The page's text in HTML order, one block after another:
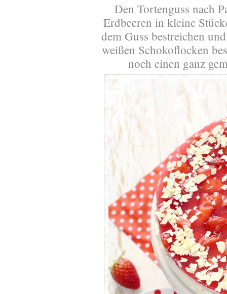
Den Tortenguss nach
Erdbeeren in kleine
dem Guss bestreichen
weißen Schokoflocken
noch einen ganz